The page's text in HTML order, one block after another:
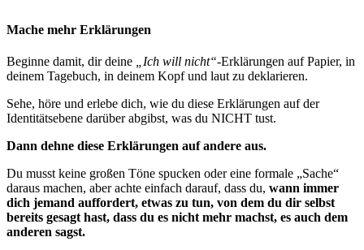
Mache mehr Erklärungen
Beginne damit, dir deine „Ich will nicht“-Erklärungen auf Papier, in
deinem Tagebuch, in deinem Kopf und laut zu deklarieren.
Sehe, höre und erlebe dich, wie du diese Erklärungen auf der
Identitätsebene darüber abgibst, was du NICHT tust.
Dann dehne diese Erklärungen auf andere aus.
Du musst keine großen Töne spucken oder eine formale „Sache“
daraus machen, aber achte einfach darauf, dass du, wann immer
dich jemand auffordert, etwas zu tun, von dem du dir selbst
bereits gesagt hast, dass du es nicht mehr machst, es auch dem
anderen sagst.